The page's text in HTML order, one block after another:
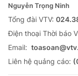
Nguyễn Trọng Ninh
Tổng đài VTV:
Ðiện thoại Thời báo
Email:
Liên hệ quảng cáo: